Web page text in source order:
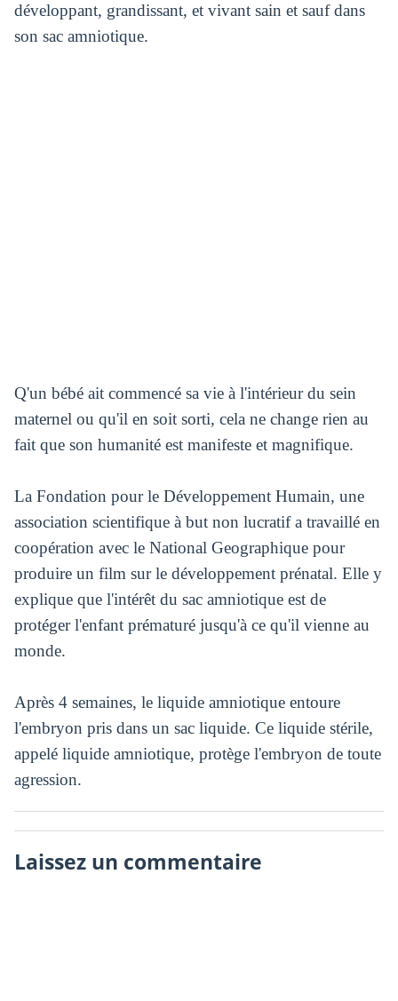
développant, grandissant, et vivant sain et sauf dans
son sac amniotique.
Q'un bébé ait commencé sa vie à l'intérieur du sein
maternel ou qu'il en soit sorti, cela ne change rien au
fait que son humanité est manifeste et magnifique.
La Fondation pour le Développement Humain, une
association scientifique à but non lucratif a travaillé en
coopération avec le National Geographique pour
produire un film sur le développement prénatal. Elle y
explique que l'intérêt du sac amniotique est de
protéger l'enfant prématuré jusqu'à ce qu'il vienne au
monde.
Après 4 semaines, le liquide amniotique entoure
l'embryon pris dans un sac liquide. Ce liquide stérile,
appelé liquide amniotique, protège l'embryon de toute
agression.
Laissez un commentaire